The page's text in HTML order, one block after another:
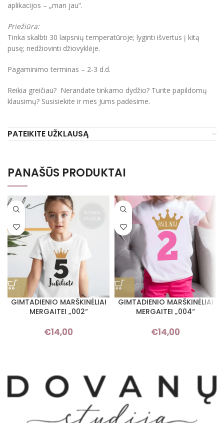
aplikacijos – „man jau”.
Priežiūra:
Tinka skalbti 30 laipsnių temperatūroje; lyginti išvertus į kitą
pusę; nedžiovinti džiovyklėje.
Pagaminimo terminas – 2-3 d.d.
Reikia greičiau? Nerandate tinkamo dydžio? Turite papildomų
klausimų? Susisiekite ir mes Jums padėsime.
PATEIKITE UŽKLAUSĄ
PANAŠŪS PRODUKTAI
GIMTADIENIO MARŠKINĖLIAI
MERGAITEI „002“
€14,00
GIMTADIENIO MARŠKINĖLIAI
MERGAITEI „004“
€14,00